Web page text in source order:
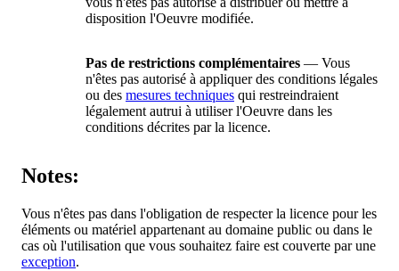
disposition l'Oeuvre modifiée.
Pas de restrictions complémentaires — Vous
n'êtes pas autorisé à appliquer des conditions légales
ou des mesures techniques qui restreindraient
légalement autrui à utiliser l'Oeuvre dans les
conditions décrites par la licence.
Notes:
Vous n'êtes pas dans l'obligation de respecter la licence pour les
éléments ou matériel appartenant au domaine public ou dans le
cas où l'utilisation que vous souhaitez faire est couverte par une
exception.